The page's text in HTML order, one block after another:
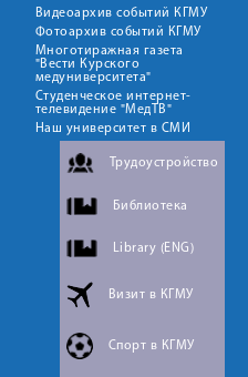
Видеоархив событий КГМУ
Фотоархив событий КГМУ
Многотиражная газета
"Вести Курского
медуниверситета"
Студенческое интернет-
телевидение "МедТВ"
Наш университет в СМИ
Трудоустройство
Библиотека
Library (ENG)
Визит в КГМУ
Спорт в КГМУ